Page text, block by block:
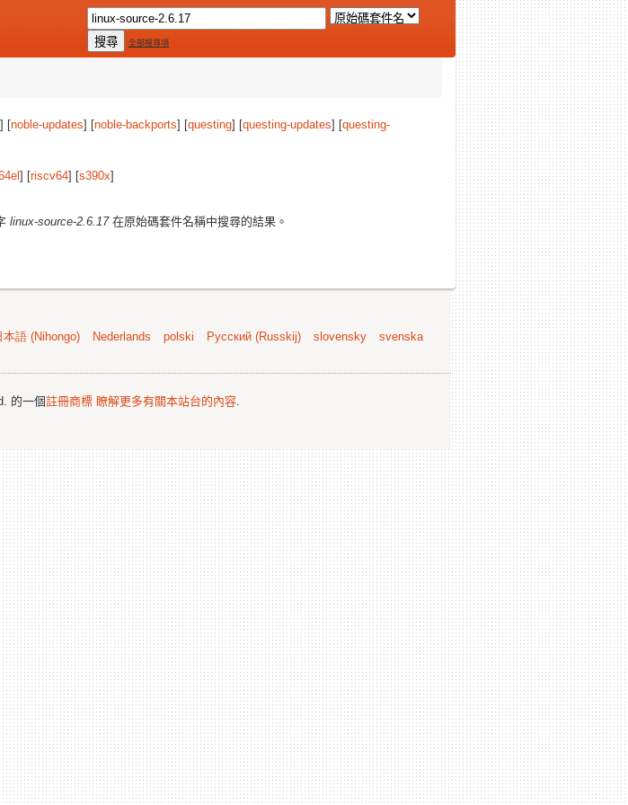
全部搜尋項
] [noble-updates] [noble-backports] [questing] [questing-updates] [questing-
] [riscv64] [s390x]
linux-source-2.6.17在原始碼套件名稱中搜尋的結果。
本語 (Nihongo) Nederlands polski Русский (Russkij) slovensky
svenska
的一個註冊商標 瞭解更多有關本站台的內容.